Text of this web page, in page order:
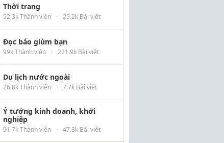
Thời trang
52.3k Thành viên · 25.2k Bài viết
Đọc báo giùm bạn
99k Thành viên · 221.9k Bài viết
Du lịch nước ngoài
26.8k Thành viên · 7.7k Bài viết
Ý tưởng kinh doanh, khởi
nghiệp
91.7k Thành viên · 47.3k Bài viết